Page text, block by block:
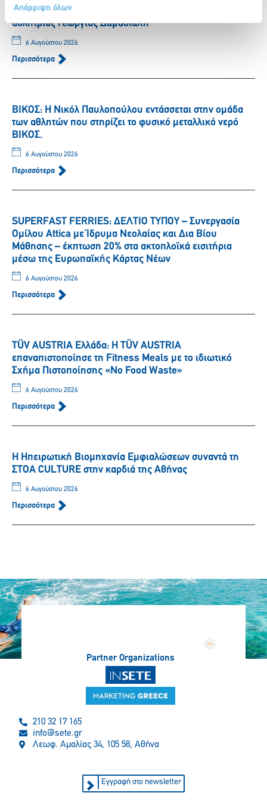
Απόρριψη όλων
ΒΙΚΟΣ: Το φυσικό μεταλλικό νερό ΒΙΚΟΣ στο πλευρό της
αθλήτριας Γεωργίας Δαμασιώτη
6 Αυγούστου 2026
Περισσότερα
ΒΙΚΟΣ: Η Νικόλ Παυλοπούλου εντάσσεται στην ομάδα
των αθλητών που στηρίζει το φυσικό μεταλλικό νερό
ΒΙΚΟΣ.
6 Αυγούστου 2026
Περισσότερα
SUPERFAST FERRIES: ΔΕΛΤΙΟ ΤΥΠΟΥ – Συνεργασία
Ομίλου Attica με Ίδρυμα Νεολαίας και Δια Βίου
Μάθησης – έκπτωση 20% στα ακτοπλοϊκά εισιτήρια
μέσω της Ευρωπαϊκής Κάρτας Νέων
6 Αυγούστου 2026
Περισσότερα
TÜV AUSTRIA Ελλάδα: Η TÜV AUSTRIA
επαναπιστοποίησε τη Fitness Meals με το ιδιωτικό
Σχήμα Πιστοποίησης «No Food Waste»
6 Αυγούστου 2026
Περισσότερα
Η Ηπειρωτική Βιομηχανία Εμφιαλώσεων συναντά τη
ΣΤΟΑ CULTURE στην καρδιά της Αθήνας
6 Αυγούστου 2026
Περισσότερα
Partner Organizations
210 32 17 165
info@sete.gr
Λεωφ. Αμαλίας 34, 105 58, Αθήνα
Εγγραφή στο newsletter